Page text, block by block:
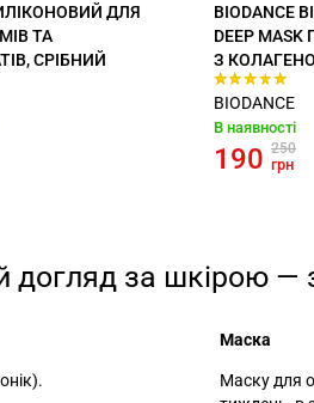
ДЛЯ
ТА
СРІБНИЙ
BIODANCE
DEEP
З
BIODANCE
В наявності
190 250
грн
за шкірою —
Маска
Маску для